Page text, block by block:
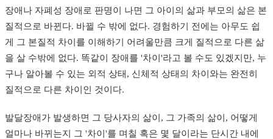
장애나 자폐성 장애로 판명이 나면 그 아이의 삶과 부모의 삶은 본
질적으로 바뀐다. 바뀔 수 밖에 없다. 경험하기 전에는 아무도 쉽
게 그 본질적 차이를 이해하기 어려울만큼 크게 질적으로 다른 삶
을 살 수밖에 없다. 똑같이 장애를 '차이'라고 볼 수도 있겠지만, 누
구나 알아볼 수 있는 외적 상태, 신체적 상태의 차이와는 완전히
질적으로 다른 차이인 것이다.
발달장애가 발생하면 그 당사자의 삶이, 그 가족의 삶이, 어떻게
얼마나 바뀌는지 그 '차이'를 며칠 혹은 몇 달이라는 단시간 내에